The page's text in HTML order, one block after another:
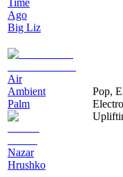
Ago
Big Liz
Air
Ambient
Palm
Nazar
Hrushko
Pop,